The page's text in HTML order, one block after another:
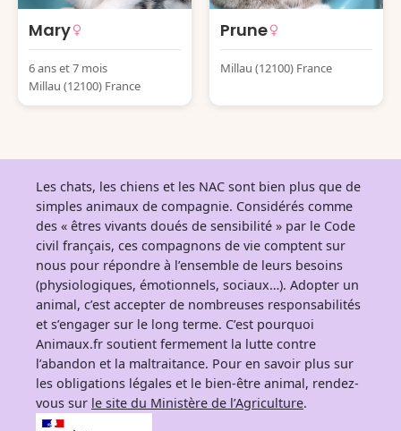
Mary
6 ans et 7 mois
Millau (12100) France
Prune
Millau (12100) France
Les chats, les chiens et les NAC sont bien plus que de
simples animaux de compagnie. Considérés comme
des « êtres vivants doués de sensibilité » par le Code
civil français, ces compagnons de vie comptent sur
nous pour répondre à l’ensemble de leurs besoins
(physiologiques, émotionnels, sociaux…). Adopter un
animal, c’est accepter de nombreuses responsabilités
et s’engager sur le long terme. C’est pourquoi
Animaux.fr soutient fermement la lutte contre
l’abandon et la maltraitance. Pour en savoir plus sur
les obligations légales et le bien-être animal, rendez-
vous sur le site du Ministère de l’Agriculture.